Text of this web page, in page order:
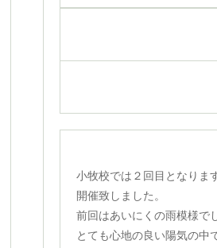
小牧校では２回目となりま
開催致しました。
前回はあいにくの雨模様で
とても心地の良い陽気の中